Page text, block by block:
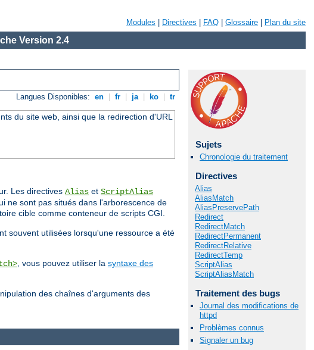
Modules Directives FAQ Glossaire Plan du site
Version 2.4
Langues Disponibles: en fr ja ko tr
du site web, ainsi que la redirection d'URL
Les directives Alias et ScriptAlias
ne sont pas situés dans l'arborescence de
cible comme conteneur de scripts CGI.
souvent utilisées lorsqu'une ressource a été
, vous pouvez utiliser la syntaxe des
des chaînes d'arguments des
Sujets
Chronologie du traitement
Directives
Alias
AliasMatch
AliasPreservePath
Redirect
RedirectMatch
RedirectPermanent
RedirectRelative
RedirectTemp
ScriptAlias
ScriptAliasMatch
Traitement des bugs
Journal des modifications de
httpd
Problèmes connus
Signaler un bug